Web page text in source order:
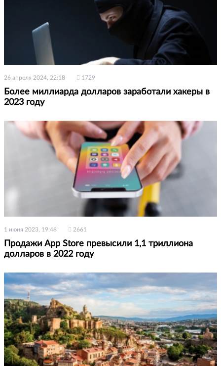
26 апреля 2024, 22:18 1729
Более миллиарда долларов заработали хакеры в
2023 году
1 июня 2023, 19:48 2661
Продажи App Store превысили 1,1 триллиона
долларов в 2022 году